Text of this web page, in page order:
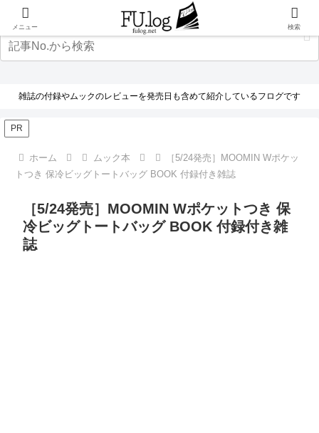
雑誌の付録やムックのレビューを発売日も含めて紹介しているフログです
PR
ホーム ムック本
［5/24発売］MOOMIN Wポケッ
トつき 保冷ビッグトートバッグ BOOK 付録付き雑誌
［5/24発売］MOOMIN Wポケットつき 保
冷ビッグトートバッグ BOOK 付録付き雑
誌
メニュー 検索